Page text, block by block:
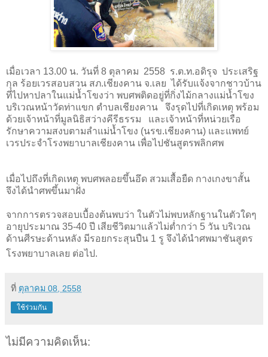
เมื่อเวลา 13.00 น. วันที่ 8 ตุลาคม 2558 ร.ต.ท.อดิรุจ ประเสริฐ
กุล ร้อยเวรสอบสวน สภ.เชียงคาน จ.เลย ได้รับแจ้งจากชาวบ้าน
ที่ไปหาปลาในแม่น้ำโขงว่า พบศพติดอยู่ที่กิ่งไม้กลางแม่น้ำโขง
บริเวณหน้าวัดท่าแขก ตำบลเชียงคาน
จึงรุดไปที่เกิดเหตุ พร้อม
ด้วยเจ้าหน้าที่มูลนิธิสว่างคีรีธรรม
และเจ้าหน้าที่หน่วยเรือ
รักษาความสงบตามลำแม่น้ำโขง (นรข.เชียงคาน) และแพทย์
เวรประจำโรงพยาบาลเชียงคาน เพื่อไปชันสูตรพลิกศพ
เมื่อไปถึงที่เกิดเหตุ พบศพลอยขึ้นอึด สวมเสื้อยืด กางเกงขาสั้น
จึงได้นำศพขึ้นมาฝั่ง
จากการตรวจสอบเบื้องต้นพบว่า ในตัวไม่พบหลักฐานในตัวใดๆ
อายุประมาณ 35-40 ปี เสียชีวิตมาแล้วไม่ต่ำกว่า 5 วัน บริเวณ
ด้านศีรษะด้านหลัง มีรอยกระสุนปืน 1 รู จึงได้นำศพมาชันสูตร
โรงพยาบาลเลย ต่อไป .
ที่ ตุลาคม 08, 2558
ใช้ร่วมกัน
ไม่มีความคิดเห็น: